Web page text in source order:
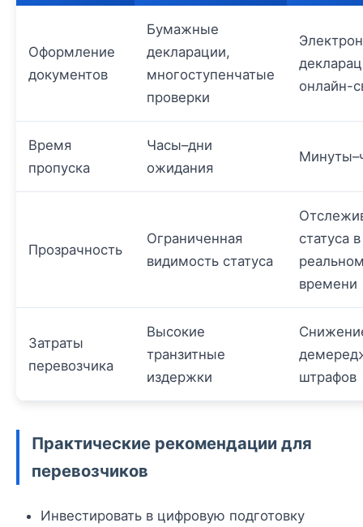
Оформление
документов
Бумажные
декларации,
многоступенчатые
проверки
онлайн-
Время
пропуска
Часы–дни
ожидания
Прозрачность
Ограниченная
видимость статуса
статуса в
времени
Затраты
перевозчика
Высокие
транзитные
издержки
штрафов
Практические рекомендации для
перевозчиков
Инвестировать в цифровую подготовку